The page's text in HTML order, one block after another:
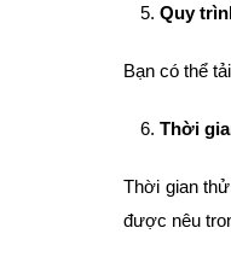
Quy
Bạn có thể
Thời
Thời gian
được nêu